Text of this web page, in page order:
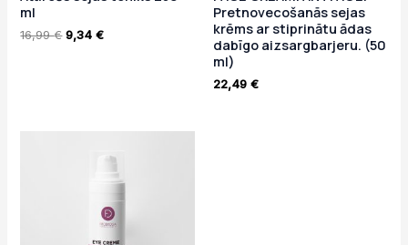
ml
16,99€ 9,34€
Pretnovecošanās sejas
krēms ar stiprinātu ādas
dabīgo aizsargbarjeru. (50
ml)
22,49 €